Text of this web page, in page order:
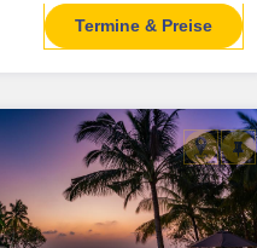
Termine & Preise